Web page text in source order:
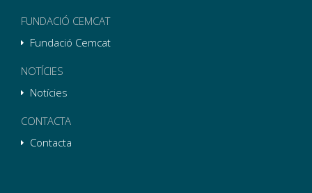
FUNDACIÓ CEMCAT
Fundació Cemcat
NOTÍCIES
Notícies
CONTACTA
Contacta